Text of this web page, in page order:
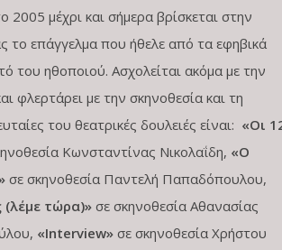
2005 μέχρι και σήμερα βρίσκεται στην
το επάγγελμα που ήθελε από τα εφηβικά
του ηθοποιού. Ασχολείται ακόμα με την
φλερτάρει με την σκηνοθεσία και τη
του θεατρικές δουλειές είναι: «Οι
Κωνσταντίνας Νικολαΐδη, «Ο
σε σκηνοθεσία Παντελή Παπαδόπουλου,
(λέμε τώρα)»σε σκηνοθεσία Αθανασίας
«Interview» σε σκηνοθεσία Χρήστου